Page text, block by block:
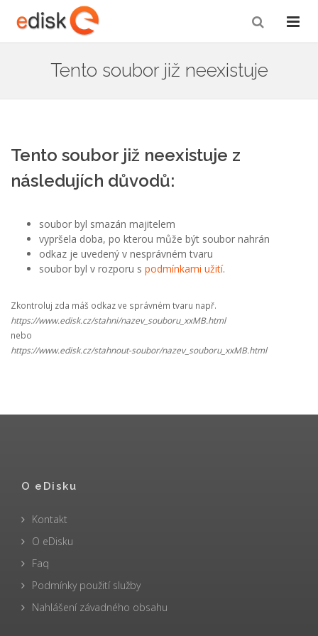
Tento soubor již neexistuje
Tento soubor již neexistuje z
následujích důvodů:
soubor byl smazán majitelem
vypršela doba, po kterou může být soubor nahrán
odkaz je uvedený v nesprávném tvaru
soubor byl v rozporu s podmínkami užití.
Zkontroluj zda máš odkaz ve správném tvaru např.
https://www.edisk.cz/stahni/nazev_souboru_xxMB.html
nebo
https://www.edisk.cz/stahnout-soubor/nazev_souboru_xxMB.html
O eDisku
Kontakt
O eDisku
Faq
Podmínky použití služby
Nahlášení závadného obsahu